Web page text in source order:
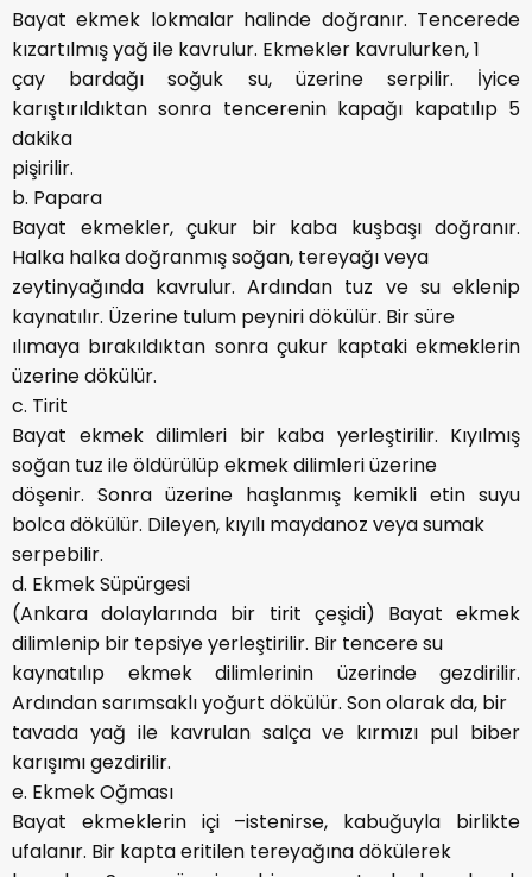
Bayat ekmek lokmalar halinde doğranır. Tencerede
kızartılmış yağ ile kavrulur. Ekmekler kavrulurken, 1
çay bardağı soğuk su, üzerine serpilir. İyice
karıştırıldıktan sonra tencerenin kapağı kapatılıp 5
dakika
pişirilir.
b. Papara
Bayat ekmekler, çukur bir kaba kuşbaşı doğranır.
Halka halka doğranmış soğan, tereyağı veya
zeytinyağında kavrulur. Ardından tuz ve su eklenip
kaynatılır. Üzerine tulum peyniri dökülür. Bir süre
ılımaya bırakıldıktan sonra çukur kaptaki ekmeklerin
üzerine dökülür.
c. Tirit
Bayat ekmek dilimleri bir kaba yerleştirilir. Kıyılmış
soğan tuz ile öldürülüp ekmek dilimleri üzerine
döşenir. Sonra üzerine haşlanmış kemikli etin suyu
bolca dökülür. Dileyen, kıyılı maydanoz veya sumak
serpebilir.
d. Ekmek Süpürgesi
(Ankara dolaylarında bir tirit çeşidi) Bayat ekmek
dilimlenip bir tepsiye yerleştirilir. Bir tencere su
kaynatılıp ekmek dilimlerinin üzerinde gezdirilir.
Ardından sarımsaklı yoğurt dökülür. Son olarak da, bir
tavada yağ ile kavrulan salça ve kırmızı pul biber
karışımı gezdirilir.
e. Ekmek Oğması
Bayat ekmeklerin içi –istenirse, kabuğuyla birlikte
ufalanır. Bir kapta eritilen tereyağına dökülerek